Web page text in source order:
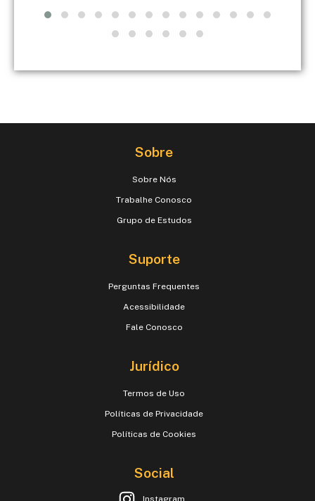
Sobre
Sobre Nós
Trabalhe Conosco
Grupo de Estudos
Suporte
Perguntas Frequentes
Acessibilidade
Fale Conosco
Jurídico
Termos de Uso
Políticas de Privacidade
Políticas de Cookies
Social